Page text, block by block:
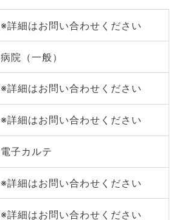
※詳細はお問い合わせください
病院（一般）
※詳細はお問い合わせください
※詳細はお問い合わせください
電子カルテ
※詳細はお問い合わせください
※詳細はお問い合わせください